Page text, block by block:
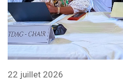
22 juillet 2026